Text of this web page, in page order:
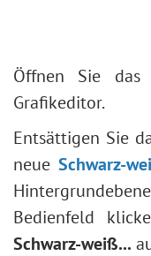
Öffnen Sie
Grafikeditor.
Entsättigen Sie
neue Schwarz-
Bedienfeld
Schwarz-weiß...